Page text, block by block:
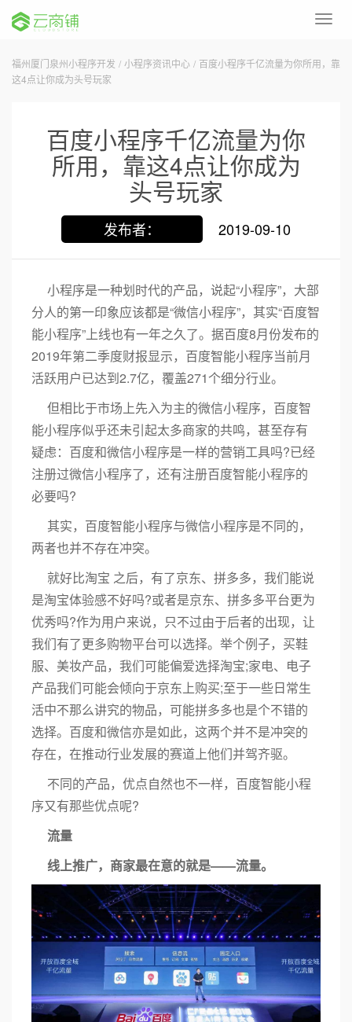
福州厦门泉州小程序开发 / 小程序资讯中心 / 百度小程序千亿流量为你所用，靠
这4点让你成为头号玩家
百度小程序千亿流量为你
所用，靠这4点让你成为
头号玩家
发布者： 2019-09-10
小程序是一种划时代的产品，说起“小程序”，大部
分人的第一印象应该都是“微信小程序”，其实“百度智
能小程序”上线也有一年之久了。据百度8月份发布的
2019年第二季度财报显示，百度智能小程序当前月
活跃用户已达到2.7亿，覆盖271个细分行业。
但相比于市场上先入为主的微信小程序，百度智
能小程序似乎还未引起太多商家的共鸣，甚至存有
疑虑：百度和微信小程序是一样的营销工具吗?已经
注册过微信小程序了，还有注册百度智能小程序的
必要吗?
其实，百度智能小程序与微信小程序是不同的，
两者也并不存在冲突。
就好比淘宝 之后，有了京东、拼多多，我们能说
是淘宝体验感不好吗?或者是京东、拼多多平台更为
优秀吗?作为用户来说，只不过由于后者的出现，让
我们有了更多购物平台可以选择。举个例子，买鞋
服、美妆产品，我们可能偏爱选择淘宝;家电、电子
产品我们可能会倾向于京东上购买;至于一些日常生
活中不那么讲究的物品，可能拼多多也是个不错的
选择。百度和微信亦是如此，这两个并不是冲突的
存在，在推动行业发展的赛道上他们并驾齐驱。
不同的产品，优点自然也不一样，百度智能小程
序又有那些优点呢?
流量
线上推广，商家最在意的就是——流量。